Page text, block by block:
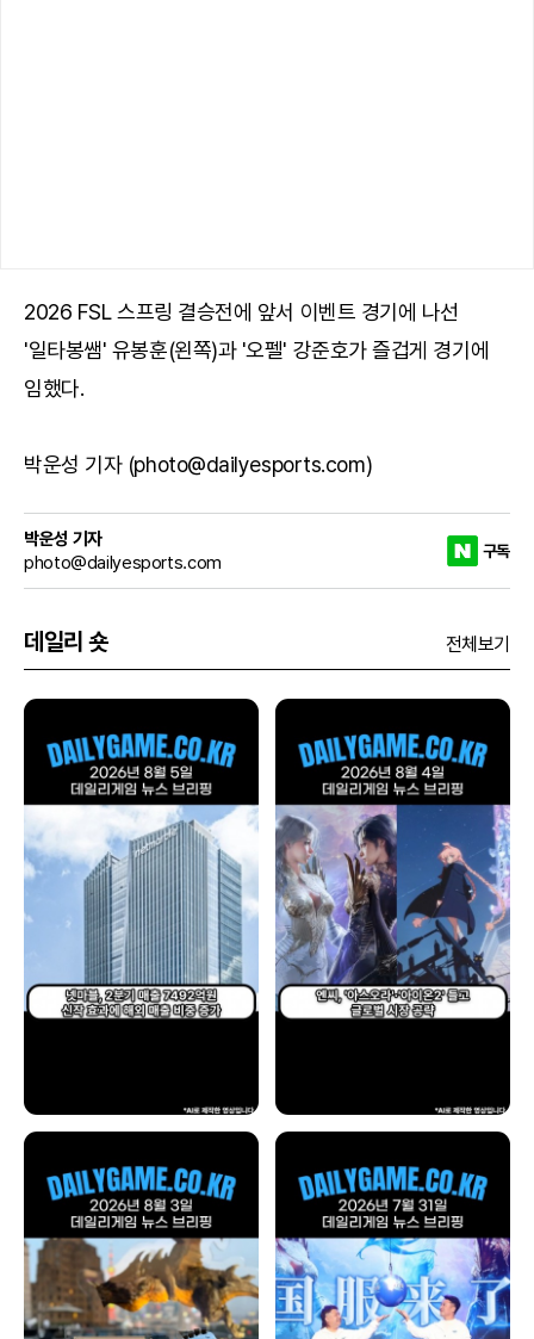
2026 FSL 스프링 결승전에 앞서 이벤트 경기에 나선
'일타봉쌤' 유봉훈(왼쪽)과 '오펠' 강준호가 즐겁게 경기에
임했다.
박운성 기자 (photo@dailyesports.com)
박운성 기자
photo@dailyesports.com
구독
데일리 숏 전체보기